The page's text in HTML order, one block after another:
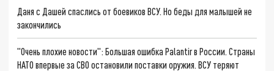
Даня с Дашей спаслись от боевиков ВСУ. Но беды для малышей не
закончились
"Очень плохие новости": Большая ошибка Palantir в России. Страны
НАТО впервые за СВО остановили поставки оружия. ВСУ теряют